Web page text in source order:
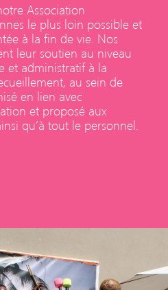
Association
le plus loin possible et
à la fin de vie. Nos
leur soutien au niveau
et administratif à la
au sein de
en lien avec
et proposé aux
qu’à tout le personnel.